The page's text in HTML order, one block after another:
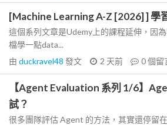
[Machine Learning A-Z [2026] ] 學
這個系列文章是Udemy上的課程延伸，因
檔學一點data...
由 duckravel48 發文 2 天前 0個留
【Agent Evaluation 系列 1/6】
試？
很多團隊評估 Agent 的方法，其實還停留